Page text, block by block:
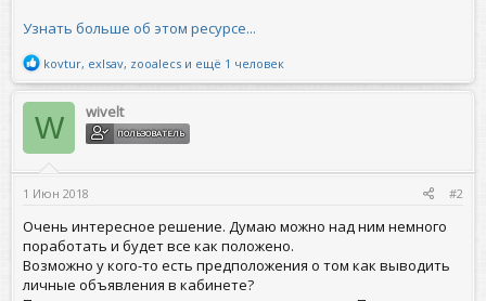
Узнать больше об этом ресурсе...
Р
а
ц
и
и
:
kovtur, exlsav, zooalecs и ещё 1 человек
W wivelt
ПОЛЬЗОВАТЕЛЬ
1 Июн 2018 #2
Очень интересное решение. Думаю можно над ним немного
поработать и будет все как положено.
Возможно у кого-то есть предположения о том как выводить
личные объявления в кабинете?